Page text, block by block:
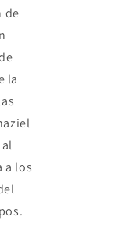
de
la
a los